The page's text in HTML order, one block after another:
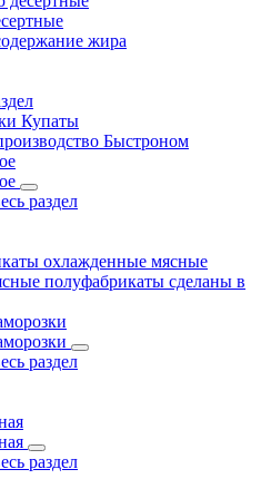
жира
Купаты
Быстроном
раздел
охлажденные мясные
полуфабрикаты сделаны в
раздел
раздел